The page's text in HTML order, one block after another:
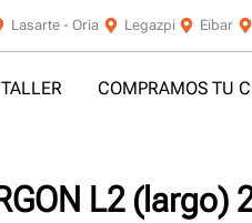
Lasarte - Oria Legazpi Eibar
TALLER COMPRAMOS TU
L2 (largo)